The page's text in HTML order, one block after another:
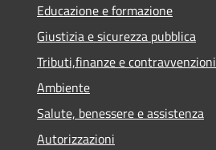
Educazione e formazione
Giustizia e sicurezza pubblica
Tributi,finanze e contravvenzioni
Ambiente
Salute, benessere e assistenza
Autorizzazioni